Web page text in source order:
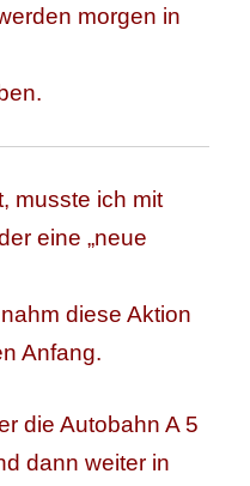
morgen in
musste ich mit
eine „neue
diese Aktion
Anfang.
die Autobahn A 5
dann weiter in